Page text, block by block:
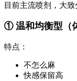
目前主流喷剂，大致
① 温和均衡型（
特点：
不怎么麻
快感保留高